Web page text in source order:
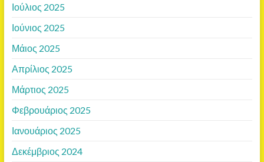
Ιούλιος 2025
Ιούνιος 2025
Μάιος 2025
Απρίλιος 2025
Μάρτιος 2025
Φεβρουάριος 2025
Ιανουάριος 2025
Δεκέμβριος 2024